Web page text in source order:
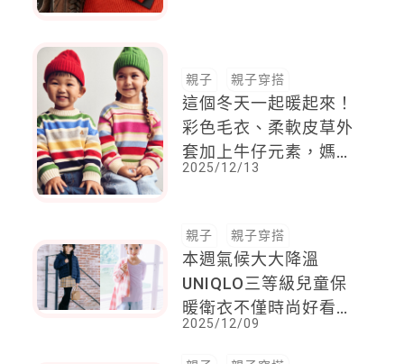
親子 親子穿搭
這個冬天一起暖起來！
彩色毛衣、柔軟皮草外
套加上牛仔元素，媽媽
和寶貝時髦有型就要這
2025/12/13
親子 親子穿搭
本週氣候大大降溫
UNIQLO三等級兒童保
暖衛衣不僅時尚好看
保暖又好搭
2025/12/09